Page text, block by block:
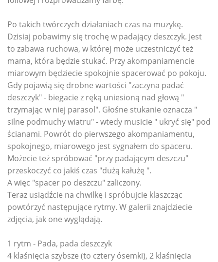
Po takich twórczych działaniach czas na muzykę.
Dzisiaj pobawimy się trochę w padający deszczyk. Jest
to zabawa ruchowa, w której może uczestniczyć też
mama, która będzie stukać. Przy akompaniamencie
miarowym będziecie spokojnie spacerować po pokoju.
Gdy pojawią się drobne wartości "zaczyna padać
deszczyk" - biegacie z ręką uniesioną nad głową "
trzymając w niej parasol". Głośne stukanie oznacza "
silne podmuchy wiatru" - wtedy musicie " ukryć się" pod
ścianami. Powrót do pierwszego akompaniamentu,
spokojnego, miarowego jest sygnałem do spaceru.
Możecie też spróbować "przy padającym deszczu"
przeskoczyć co jakiś czas "dużą kałużę ".
A więc "spacer po deszczu" zaliczony.
Teraz usiądźcie na chwilkę i spróbujcie klaszcząc
powtórzyć następujące rytmy. W galerii znajdziecie
zdjęcia, jak one wyglądają.
1 rytm - Pada, pada deszczyk
4 klaśnięcia szybsze (to cztery ósemki), 2 klaśnięcia